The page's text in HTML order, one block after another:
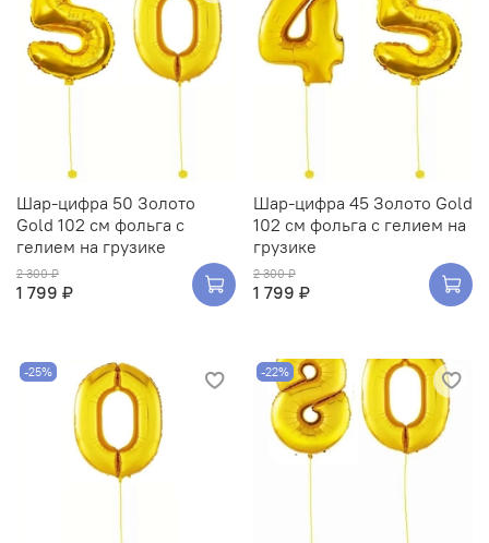
Шар-цифра 50 Золото
Gold 102 см фольга с
гелием на грузике
2 300 ₽
1 799 ₽
Шар-цифра 45 Золото Gold
102 см фольга с гелием на
грузике
2 300 ₽
1 799 ₽
-25% -22%